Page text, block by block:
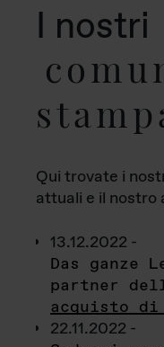
I nostri
Qui trovate i
attuali e il nostro
13.12.2022 -
Das ganze
partner
acquisto di
22.11.2022 -